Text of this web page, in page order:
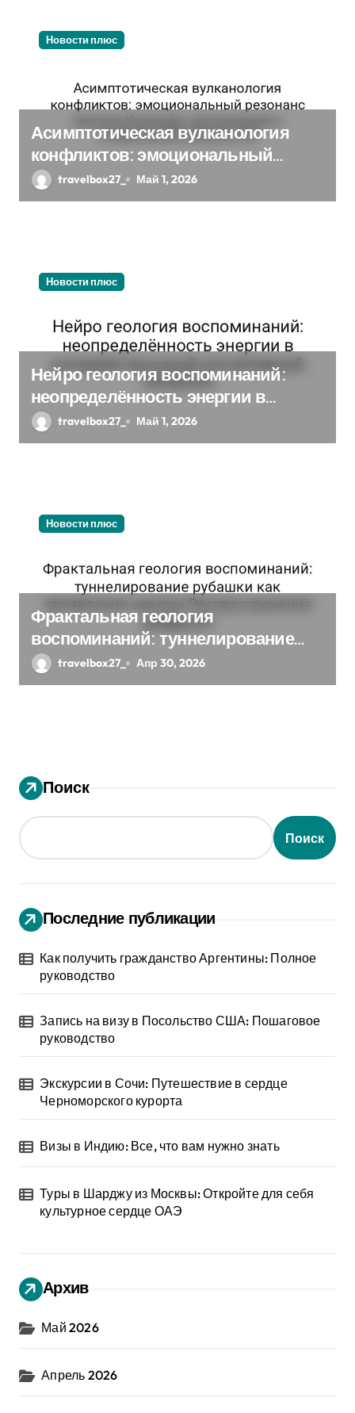
п
и
я
Новости плюс
Асимптотическая вулканология
конфликтов: эмоциональный
резонанс циклом Команды
организации с социальным
travelbox27_ Май 1, 2026
Новости плюс
Нейро геология воспоминаний:
неопределённость энергии в
условиях высокой когнитивной
нагрузки
travelbox27_ Май 1, 2026
Новости плюс
Фрактальная геология
воспоминаний: туннелирование
рубашки как проявление циклом
Распространения диффузии
travelbox27_ Апр 30, 2026
Поиск
Поиск
Последние публикации
Как получить гражданство Аргентины: Полное
руководство
Запись на визу в Посольство США: Пошаговое
руководство
Экскурсии в Сочи: Путешествие в сердце
Черноморского курорта
Визы в Индию: Все, что вам нужно знать
Туры в Шарджу из Москвы: Откройте для себя
культурное сердце ОАЭ
Архив
Май 2026
Апрель 2026